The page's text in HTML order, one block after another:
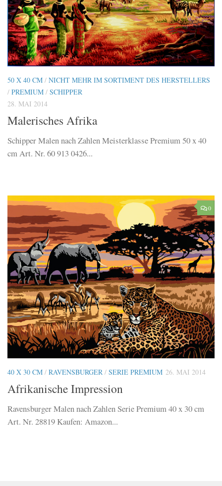
50 X 40 CM / NICHT MEHR IM SORTIMENT DES HERSTELLERS
/ PREMIUM / SCHIPPER
28. MAI 2014
Malerisches Afrika
Schipper Malen nach Zahlen Meisterklasse Premium 50 x 40
cm Art. Nr. 60 913 0426...
0
40 X 30 CM / RAVENSBURGER / SERIE PREMIUM 26. MAI 2014
Afrikanische Impression
Ravensburger Malen nach Zahlen Serie Premium 40 x 30 cm
Art. Nr. 28819 Kaufen: Amazon...